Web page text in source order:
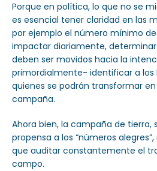
Porque en política, lo que no se
es esencial tener claridad en las
por ejemplo el número mínimo
impactar diariamente, determinar
deben ser movidos hacia la
primordialmente- identificar a los
quienes se podrán transformar
campaña.
Ahora bien, la campaña de tierra,
propensa a los “números
que auditar constantemente el
campo.